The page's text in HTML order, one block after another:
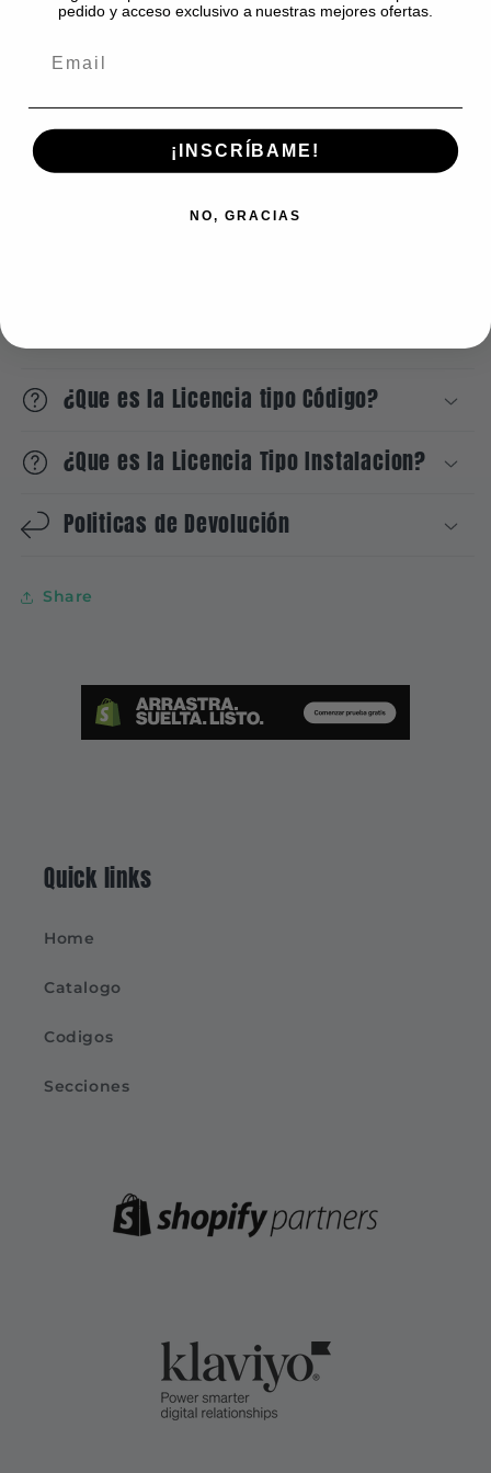
💬 El precio final se ajustará según lo acordado
previamente con el cliente a través de los
Correo electrónico, chat, WhatsApp o Telegram.
¿Que es la Licencia tipo Código?
¿Que es la Licencia Tipo Instalacion?
Politicas de Devolución
Share
Quick links
Home
Catalogo
Codigos
Secciones
pedido y acceso exclusivo a nuestras mejores ofertas.
¡INSCRÍBAME!
NO, GRACIAS